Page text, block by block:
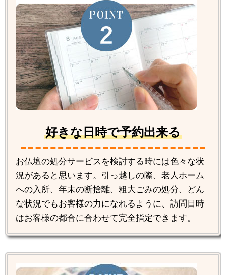
好きな日時で予約出来る
お仏壇の処分サービスを検討する時には色々な状
況があると思います。引っ越しの際、老人ホーム
への入所、年末の断捨離、粗大ごみの処分、どん
な状況でもお客様の力になれるように、訪問日時
はお客様の都合に合わせて完全指定できます。